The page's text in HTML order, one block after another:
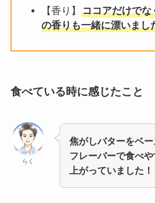
【香り】
ココアだけでな
の香りも一緒に漂いまし
食べている時に感じたこと
らく
焦がしバターをベ
フレーバーで食べ
上がっていました！